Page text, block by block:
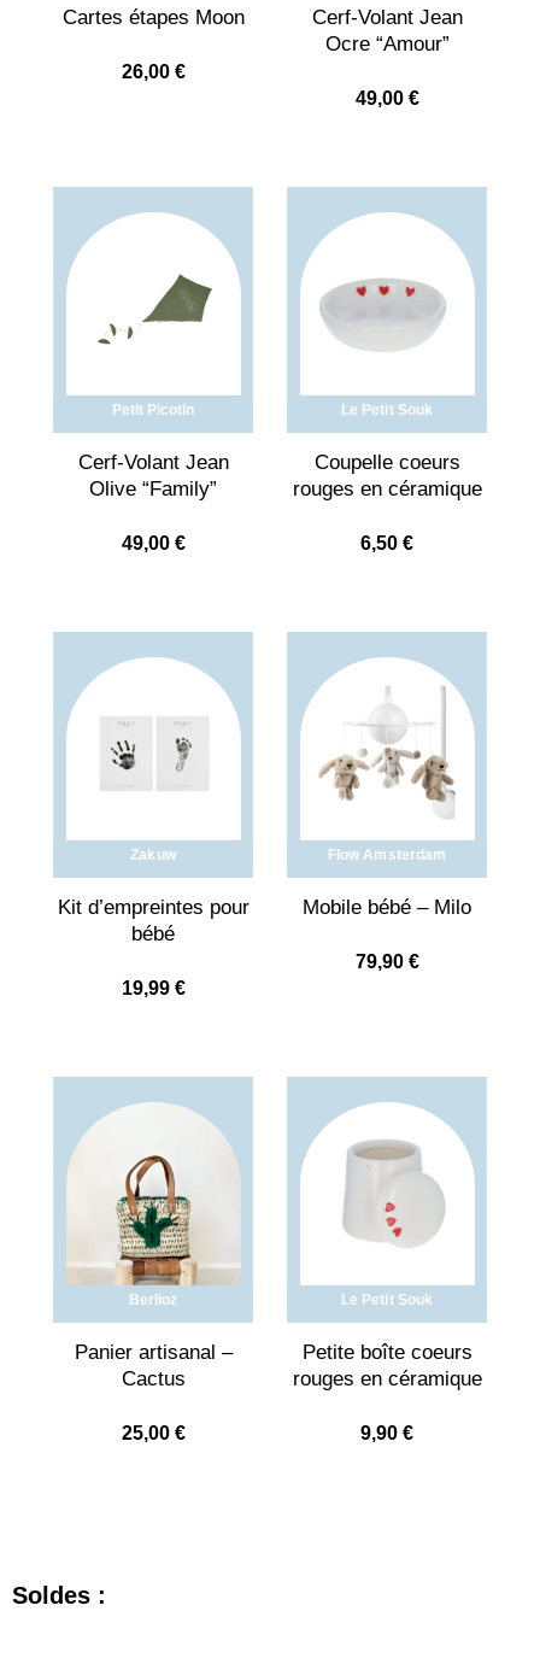
Cartes étapes Moon
26,00 €
Cerf-Volant Jean
Ocre “Amour”
49,00 €
Petit Picotin
Cerf-Volant Jean
Olive “Family”
49,00 €
Le Petit Souk
Coupelle coeurs
rouges en céramique
6,50 €
Zakuw
Kit d’empreintes pour
bébé
19,99 €
Flow Amsterdam
Mobile bébé – Milo
79,90 €
Berlioz
Panier artisanal –
Cactus
25,00 €
Le Petit Souk
Petite boîte coeurs
rouges en céramique
9,90 €
Soldes :